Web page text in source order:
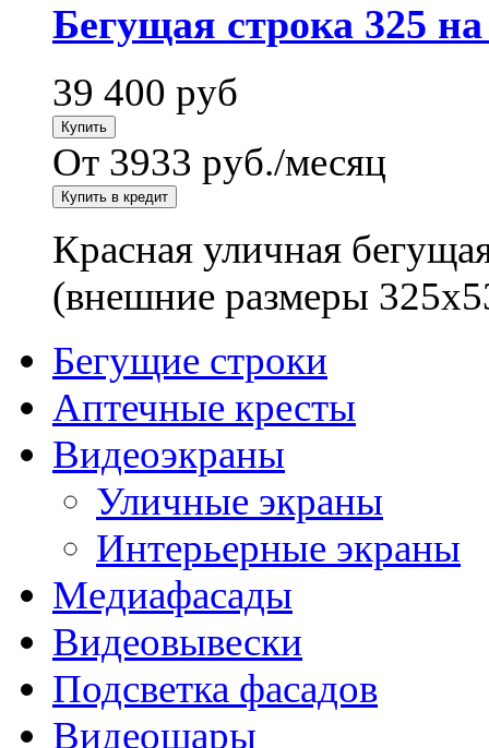
Бегущая строка 325
39 400 руб
От 3933 руб./месяц
Красная уличная
(внешние размеры
Бегущие строки
Аптечные кресты
Видеоэкраны
Уличные экраны
Интерьерные экраны
Медиафасады
Видеовывески
Подсветка фасадов
Видеошары